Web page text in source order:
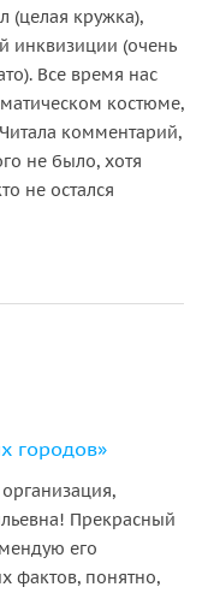
(целая кружка),
инквизиции (очень
Все время нас
костюме,
комментарий,
не было, хотя
не остался
городов»
Прекрасный
его
фактов, понятно,